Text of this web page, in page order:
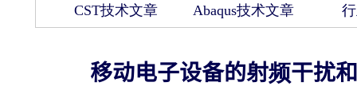
CST技术文章 Abaqus技术文章
移动电子设备的射频干扰